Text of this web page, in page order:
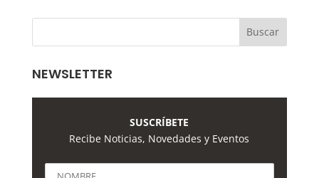
NEWSLETTER
SUSCRÍBETE
Recibe Noticias, Novedades y Eventos